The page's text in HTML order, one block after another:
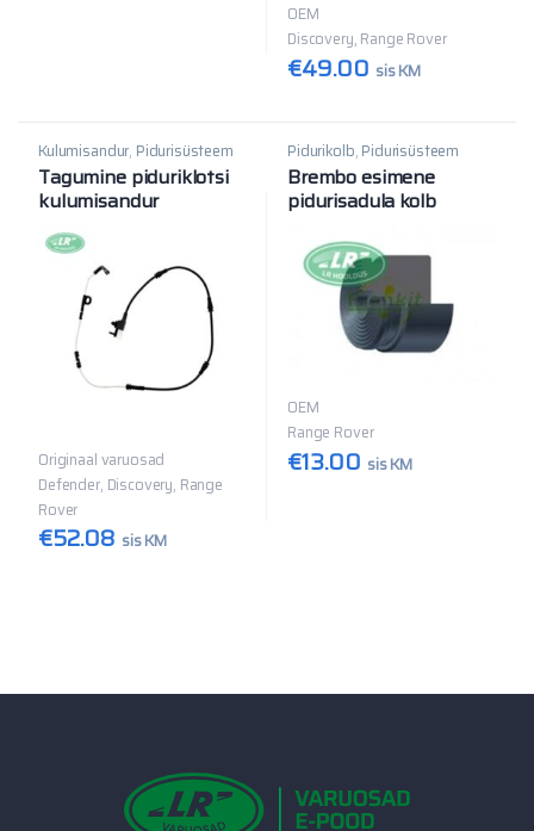
OEM
Discovery, Range Rover
€49.00 sis KM
Kulumisandur, Pidurisüsteem
Tagumine piduriklotsi
kulumisandur
Originaal varuosad
Defender, Discovery, Range
Rover
€52.08 sis KM
Pidurikolb,Pidurisüsteem
Brembo esimene
pidurisadula kolb
OEM
Range Rover
€13.00 sis KM